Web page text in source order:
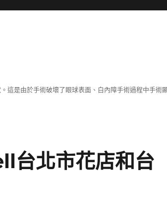
這是由於手術破壞了眼球表面、白內障手術過程中手術
台北市花店和台